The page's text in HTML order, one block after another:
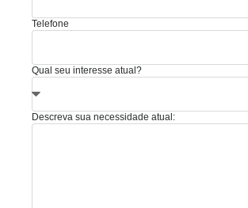
Telefone
Qual seu interesse atual?
Descreva sua necessidade atual: